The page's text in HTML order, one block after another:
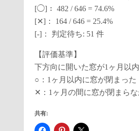
[◯]： 482 / 646 = 74.6%
[✕]： 164 / 646 = 25.4%
[-]： 判定待ち: 51 件
【評価基準】
下方向に開いた窓が1ヶ月以
○：1ヶ月以内に窓が閉まった
✕：1ヶ月の間に窓が閉まら
共有: